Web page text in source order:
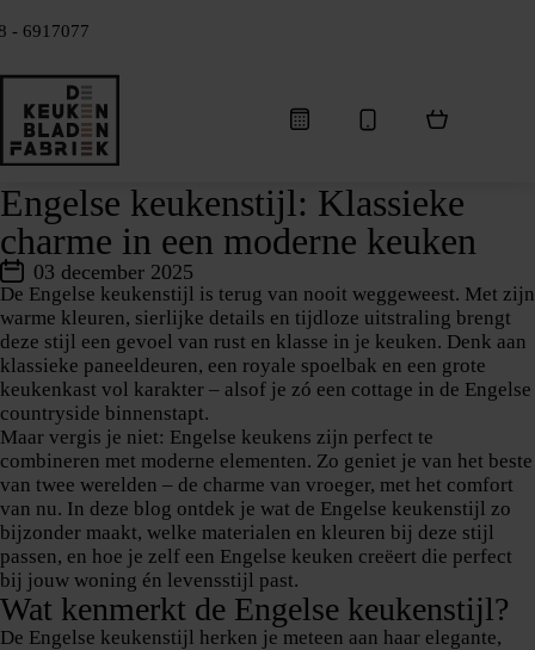
- 6917077
Engelse keukenstijl: Klassieke
charme in een moderne keuken
03 december 2025
De Engelse keukenstijl is terug van nooit weggeweest. Met zijn
warme kleuren, sierlijke details en tijdloze uitstraling brengt
deze stijl een gevoel van rust en klasse in je keuken. Denk aan
klassieke paneeldeuren, een royale spoelbak en een grote
keukenkast vol karakter – alsof je zó een cottage in de Engelse
countryside binnenstapt.
Maar vergis je niet: Engelse keukens zijn perfect te
combineren met moderne elementen. Zo geniet je van het beste
van twee werelden – de charme van vroeger, met het comfort
van nu. In deze blog ontdek je wat de Engelse keukenstijl zo
bijzonder maakt, welke materialen en kleuren bij deze stijl
passen, en hoe je zelf een Engelse keuken creëert die perfect
bij jouw woning én levensstijl past.
Wat kenmerkt de Engelse keukenstijl?
De Engelse keukenstijl herken je meteen aan haar elegante,